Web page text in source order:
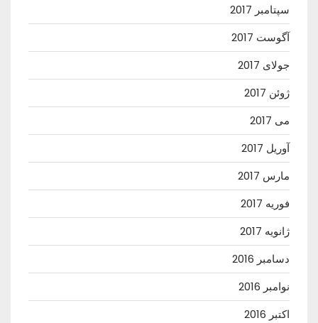
سپتامبر 2017
آگوست 2017
جولای 2017
ژوئن 2017
می 2017
آوریل 2017
مارس 2017
فوریه 2017
ژانویه 2017
دسامبر 2016
نوامبر 2016
اکتبر 2016